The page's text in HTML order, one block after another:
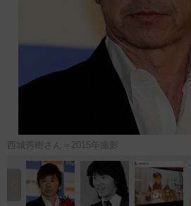
西城秀樹さん＝2015年撮影